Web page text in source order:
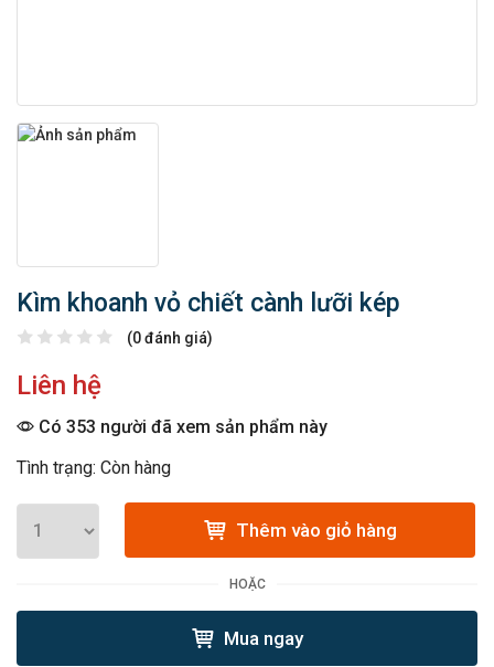
Kìm khoanh vỏ chiết cành lưỡi kép
(0 đánh giá)
Liên hệ
Có 353 người đã xem sản phẩm này
Tình trạng: Còn hàng
Thêm vào giỏ hàng
HOẶC
Mua ngay